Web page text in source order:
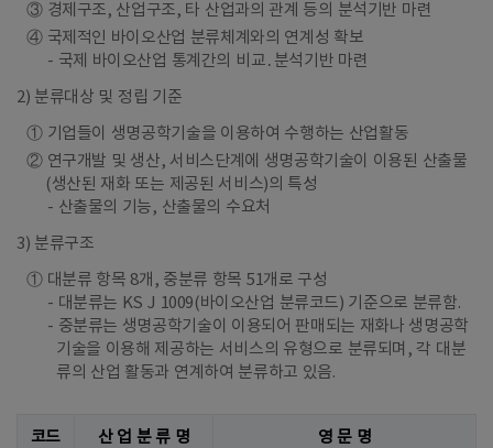
③ 경제구조, 산업구조, 타 산업과의 관계 등의 분석기반 마련
④ 국제적인 바이오산업 분류체계와의 연계성 확보
국제 바이오산업 통계간의 비교․분석기반 마련
2) 분류대상 및 정립 기준
① 기업들이 생명공학기술을 이용하여 수행하는 산업활동
② 연구개발 및 생산, 서비스단계에 생명공학기술이 이용된 산출물
(생산된 재화 또는 제공된 서비스)의 특성
산출물의 기능, 산출물의 수요처
3) 분류구조
① 대분류 항목 8개, 중분류 항목 51개로 구성
대분류는 KS J 1009(바이오산업 분류코드) 기준으로 분류함.
중분류는 생명공학기술이 이용되어 판매되는 재화나 생명공학
기술을 이용해 제공하는 서비스의 유형으로 분류되며, 각 대분
류의 산업 활동과 연계하여 분류하고 있음.
코드 산 업 분 류 명 영 문 명